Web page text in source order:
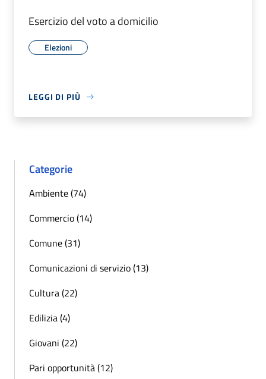
Esercizio del voto a domicilio
Elezioni
LEGGI DI PIÙ
Categorie
Ambiente (74)
Commercio (14)
Comune (31)
Comunicazioni di servizio (13)
Cultura (22)
Edilizia (4)
Giovani (22)
Pari opportunità (12)